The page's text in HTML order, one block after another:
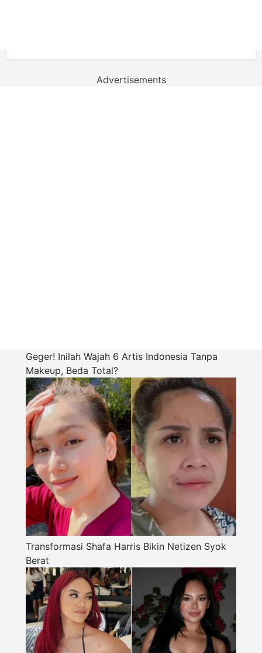
Advertisements
Geger! Inilah Wajah 6 Artis Indonesia Tanpa
Makeup, Beda Total?
Transformasi Shafa Harris Bikin Netizen Syok
Berat